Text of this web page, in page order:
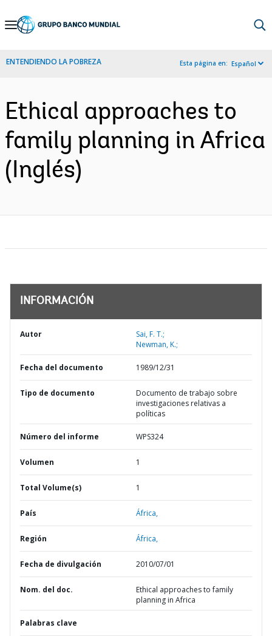
Skip
Navigation
ENTENDIENDO LA POBREZA Esta página en: Español
Ethical approaches to
family planning in Africa
(Inglés)
INFORMACIÓN
Autor
Sai, F. T.;
Newman, K.;
Fecha del documento 1989/12/31
Tipo de documento
Documento de trabajo sobre
investigaciones relativas a
políticas
Número del informe WPS324
Volumen 1
Total Volume(s) 1
País África,
Región África,
Fecha de divulgación 2010/07/01
Nom. del doc.
Ethical approaches to family
planning in Africa
Palabras clave